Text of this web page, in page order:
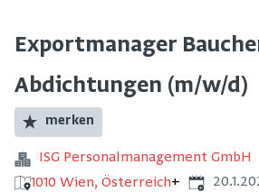
Exportmanager
Abdichtungen (m/w/d)
merken
ISG Personalmanagement GmbH
1010 Wien, Österreich+